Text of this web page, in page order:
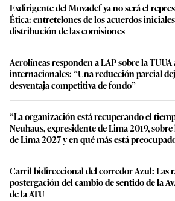
Exdirigente del Movadef ya no será el
Ética: entretelones de los acuerdos
distribución de las comisiones
Aerolíneas responden a LAP sobre la TUUA
internacionales: “Una reducción parcial
desventaja competitiva de fondo”
“La organización está recuperando el
Neuhaus, expresidente de Lima 2019,
de Lima 2027 y en qué más está
Carril bidireccional del corredor Azul: Las
postergación del cambio de sentido de la
de la ATU